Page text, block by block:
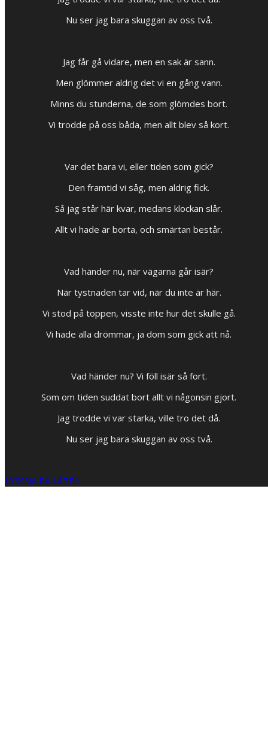
Nu ser jag bara skuggan av oss två.
Jag får gå vidare, men en sak är sann.
Men glömmer aldrig det vi en gång vann.
Minns du stunderna, de som glömdes bort.
Vi trodde på oss båda, men allt blev så kort.
Var det bara vi, eller tiden som gick?
Den framtid vi såg, men aldrig fick.
Så jag står här kvar, medans klockan slår.
Allt vi hade är borta, och smärtan består.
Vad händer nu, när vägarna går isär?
När tystnaden tar vid, när du inte är här.
Vi stod på toppen, visste inte hur det skulle gå.
Vi hade alla drömmar, ja dom som gick att nå.
Vad händer nu? Vi föll isär så fort.
Som om tiden suddat bort allt vi någonsin gjort.
Jag trodde vi var starka, ville tro det då.
Nu ser jag bara skuggan av oss två.
LYSSNA PÅ LÅTEN